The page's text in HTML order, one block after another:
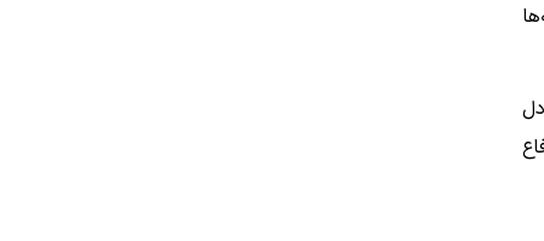
و تبادل